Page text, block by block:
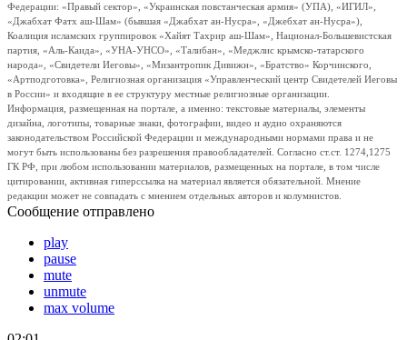
Федерации: «Правый сектор», «Украинская повстанческая армия» (УПА), «ИГИЛ»,
«Джабхат Фатх аш-Шам» (бывшая «Джабхат ан-Нусра», «Джебхат ан-Нусра»),
Коалиция исламских группировок «Хайят Тахрир аш-Шам», Национал-Большевистская
партия, «Аль-Каида», «УНА-УНСО», «Талибан», «Меджлис крымско-татарского
народа», «Свидетели Иеговы», «Мизантропик Дивижн», «Братство» Корчинского,
«Артподготовка», Религиозная организация «Управленческий центр Свидетелей Иеговы
в России» и входящие в ее структуру местные религиозные организации.
Информация, размещенная на портале, а именно: текстовые материалы, элементы
дизайна, логотипы, товарные знаки, фотографии, видео и аудио охраняются
законодательством Российской Федерации и международными нормами права и не
могут быть использованы без разрешения правообладателей. Согласно ст.ст. 1274,1275
ГК РФ, при любом использовании материалов, размещенных на портале, в том числе
цитировании, активная гиперссылка на материал является обязательной. Мнение
редакции может не совпадать с мнением отдельных авторов и колумнистов.
Сообщение отправлено
play
pause
mute
unmute
max volume